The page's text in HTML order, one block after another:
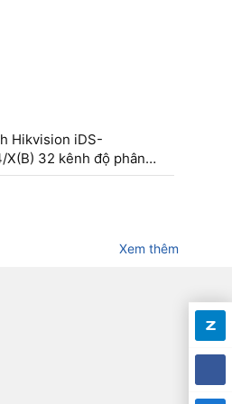
Hikvision iDS-
X(B) 32 kênh độ phân
Xem thêm